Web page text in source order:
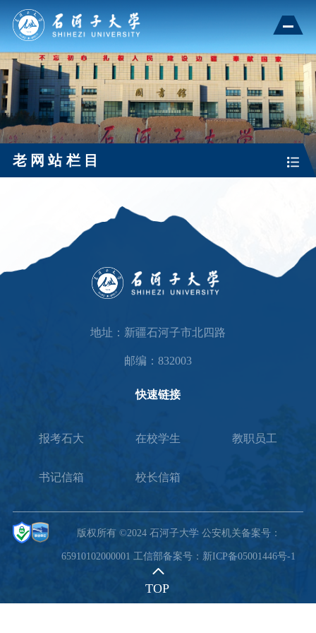
老网站栏目
地址：新疆石河子市北四路
邮编：832003
快速链接
报考石大 在校学生 教职员工
书记信箱 校长信箱
版权所有 ©2024 石河子大学 公安机关备案号：
65910102000001 工信部备案号：新ICP备05001446号-1